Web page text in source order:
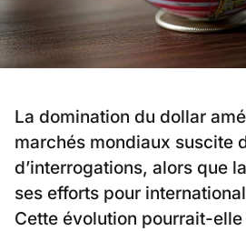
La domination du dollar
marchés mondiaux suscite
d’interrogations, alors que
ses efforts pour
Cette évolution pourrait-